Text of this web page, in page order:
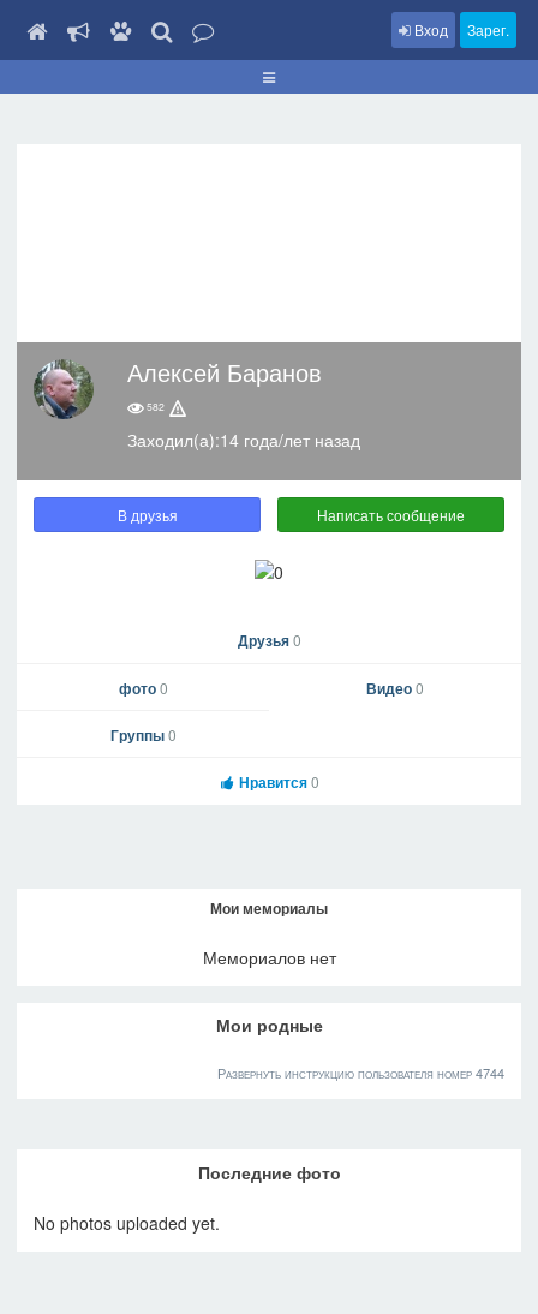
Вход Зарег.
Алексей Баранов
582
Заходил(а):14 года/лет назад
В друзья Написать сообщение
Друзья0
фото0 Видео0
Группы0
Нравится0
Мои мемориалы
Мемориалов нет
Мои родные
Развернуть инструкцию пользователя номер 4744
Последние фото
No photos uploaded yet.